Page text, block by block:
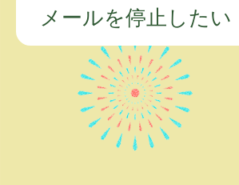
メールを停止したい